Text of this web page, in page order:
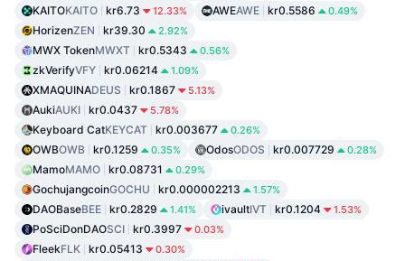
KAITOKAITO kr6.73 12.33% AWEAWE kr0.5586 0.49%
HorizenZEN kr39.30 2.92%
MWX TokenMWXT kr0.5343 0.56%
zkVerifyVFY kr0.06214 1.09%
XMAQUINADEUS kr0.1867 5.13%
AukiAUKI kr0.0437 5.78%
Keyboard CatKEYCAT kr0.003677 0.26%
OWBOWB kr0.1259 0.35% OdosODOS kr0.007729 0.28%
MamoMAMO kr0.08731 0.29%
GochujangcoinGOCHU kr0.000002213 1.57%
DAOBaseBEE kr0.2829 1.41% ivaultIVT kr0.1204 1.53%
PoSciDonDAOSCI kr0.3997 0.03%
FleekFLK kr0.05413 0.30%